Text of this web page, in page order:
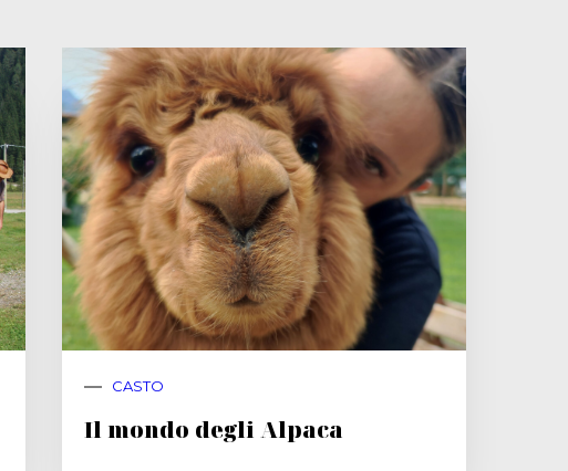
CASTO
Il mondo degli Alpaca